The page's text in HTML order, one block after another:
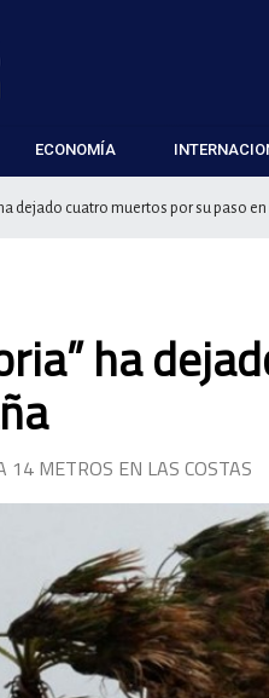
ECONOMÍA
ha dejado cuatro muertos por su paso en
ha
14 METROS EN LAS COSTAS